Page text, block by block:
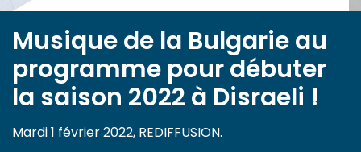
Musique de la Bulgarie au
programme pour débuter
la saison 2022 à Disraeli !
Mardi 1 février 2022, REDIFFUSION.